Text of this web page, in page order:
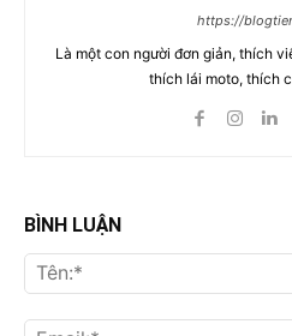
https://
Là một con người đơn giản, thích
thích lái moto, thích
BÌNH LUẬN